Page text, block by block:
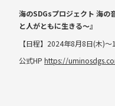
海のSDGsプロジェクト 海の
と人がともに生きる～』
【日程】2024年8月8日(木)
公式HP https://